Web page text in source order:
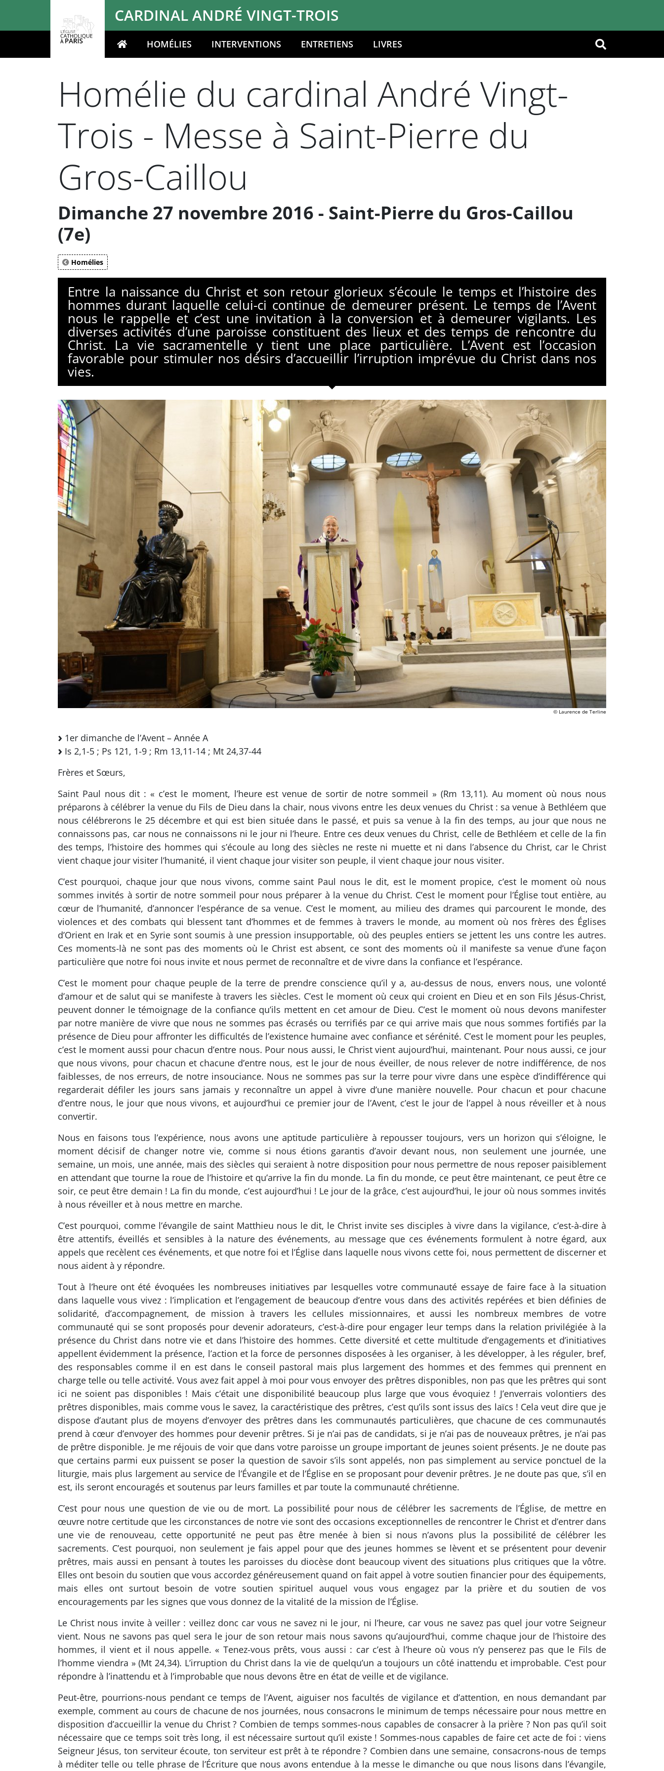
CARDINAL ANDRÉ VINGT-TROIS
Votre recherche OK
HOMÉLIES INTERVENTIONS ENTRETIENS LIVRES
Homélie du cardinal André Vingt-
Trois - Messe à Saint-Pierre du
Gros-Caillou
Dimanche 27 novembre 2016 - Saint-Pierre du Gros-Caillou
(7e)
Homélies
Entre la naissance du Christ et son retour glorieux s’écoule le temps et l’histoire des
hommes durant laquelle celui-ci continue de demeurer présent. Le temps de l’Avent
nous le rappelle et c’est une invitation à la conversion et à demeurer vigilants. Les
diverses activités d’une paroisse constituent des lieux et des temps de rencontre du
Christ. La vie sacramentelle y tient une place particulière. L’Avent est l’occasion
favorable pour stimuler nos désirs d’accueillir l’irruption imprévue du Christ dans nos
vies.
© Laurence de Terline
1er dimanche de l’Avent – Année A
Is 2,1-5 ; Ps 121, 1-9 ; Rm 13,11-14 ; Mt 24,37-44
Frères et Sœurs,
Saint Paul nous dit : « c’est le moment, l’heure est venue de sortir de notre sommeil » (Rm 13,11). Au moment où nous nous
préparons à célébrer la venue du Fils de Dieu dans la chair, nous vivons entre les deux venues du Christ : sa venue à Bethléem que
nous célébrerons le 25 décembre et qui est bien située dans le passé, et puis sa venue à la fin des temps, au jour que nous ne
connaissons pas, car nous ne connaissons ni le jour ni l’heure. Entre ces deux venues du Christ, celle de Bethléem et celle de la fin
des temps, l’histoire des hommes qui s’écoule au long des siècles ne reste ni muette et ni dans l’absence du Christ, car le Christ
vient chaque jour visiter l’humanité, il vient chaque jour visiter son peuple, il vient chaque jour nous visiter.
C’est pourquoi, chaque jour que nous vivons, comme saint Paul nous le dit, est le moment propice, c’est le moment où nous
sommes invités à sortir de notre sommeil pour nous préparer à la venue du Christ. C’est le moment pour l’Église tout entière, au
cœur de l’humanité, d’annoncer l’espérance de sa venue. C’est le moment, au milieu des drames qui parcourent le monde, des
violences et des combats qui blessent tant d’hommes et de femmes à travers le monde, au moment où nos frères des Églises
d’Orient en Irak et en Syrie sont soumis à une pression insupportable, où des peuples entiers se jettent les uns contre les autres.
Ces moments-là ne sont pas des moments où le Christ est absent, ce sont des moments où il manifeste sa venue d’une façon
particulière que notre foi nous invite et nous permet de reconnaître et de vivre dans la confiance et l’espérance.
C’est le moment pour chaque peuple de la terre de prendre conscience qu’il y a, au-dessus de nous, envers nous, une volonté
d’amour et de salut qui se manifeste à travers les siècles. C’est le moment où ceux qui croient en Dieu et en son Fils Jésus-Christ,
peuvent donner le témoignage de la confiance qu’ils mettent en cet amour de Dieu. C’est le moment où nous devons manifester
par notre manière de vivre que nous ne sommes pas écrasés ou terrifiés par ce qui arrive mais que nous sommes fortifiés par la
présence de Dieu pour affronter les difficultés de l’existence humaine avec confiance et sérénité. C’est le moment pour les peuples,
c’est le moment aussi pour chacun d’entre nous. Pour nous aussi, le Christ vient aujourd’hui, maintenant. Pour nous aussi, ce jour
que nous vivons, pour chacun et chacune d’entre nous, est le jour de nous éveiller, de nous relever de notre indifférence, de nos
faiblesses, de nos erreurs, de notre insouciance. Nous ne sommes pas sur la terre pour vivre dans une espèce d’indifférence qui
regarderait défiler les jours sans jamais y reconnaître un appel à vivre d’une manière nouvelle. Pour chacun et pour chacune
d’entre nous, le jour que nous vivons, et aujourd’hui ce premier jour de l’Avent, c’est le jour de l’appel à nous réveiller et à nous
convertir.
Nous en faisons tous l’expérience, nous avons une aptitude particulière à repousser toujours, vers un horizon qui s’éloigne, le
moment décisif de changer notre vie, comme si nous étions garantis d’avoir devant nous, non seulement une journée, une
semaine, un mois, une année, mais des siècles qui seraient à notre disposition pour nous permettre de nous reposer paisiblement
en attendant que tourne la roue de l’histoire et qu’arrive la fin du monde. La fin du monde, ce peut être maintenant, ce peut être ce
soir, ce peut être demain ! La fin du monde, c’est aujourd’hui ! Le jour de la grâce, c’est aujourd’hui, le jour où nous sommes invités
à nous réveiller et à nous mettre en marche.
C’est pourquoi, comme l’évangile de saint Matthieu nous le dit, le Christ invite ses disciples à vivre dans la vigilance, c’est-à-dire à
être attentifs, éveillés et sensibles à la nature des événements, au message que ces événements formulent à notre égard, aux
appels que recèlent ces événements, et que notre foi et l’Église dans laquelle nous vivons cette foi, nous permettent de discerner et
nous aident à y répondre.
Tout à l’heure ont été évoquées les nombreuses initiatives par lesquelles votre communauté essaye de faire face à la situation
dans laquelle vous vivez : l’implication et l’engagement de beaucoup d’entre vous dans des activités repérées et bien définies de
solidarité, d’accompagnement, de mission à travers les cellules missionnaires, et aussi les nombreux membres de votre
communauté qui se sont proposés pour devenir adorateurs, c’est-à-dire pour engager leur temps dans la relation privilégiée à la
présence du Christ dans notre vie et dans l’histoire des hommes. Cette diversité et cette multitude d’engagements et d’initiatives
appellent évidemment la présence, l’action et la force de personnes disposées à les organiser, à les développer, à les réguler, bref,
des responsables comme il en est dans le conseil pastoral mais plus largement des hommes et des femmes qui prennent en
charge telle ou telle activité. Vous avez fait appel à moi pour vous envoyer des prêtres disponibles, non pas que les prêtres qui sont
ici ne soient pas disponibles ! Mais c’était une disponibilité beaucoup plus large que vous évoquiez ! J’enverrais volontiers des
prêtres disponibles, mais comme vous le savez, la caractéristique des prêtres, c’est qu’ils sont issus des laïcs ! Cela veut dire que je
dispose d’autant plus de moyens d’envoyer des prêtres dans les communautés particulières, que chacune de ces communautés
prend à cœur d’envoyer des hommes pour devenir prêtres. Si je n’ai pas de candidats, si je n’ai pas de nouveaux prêtres, je n’ai pas
de prêtre disponible. Je me réjouis de voir que dans votre paroisse un groupe important de jeunes soient présents. Je ne doute pas
que certains parmi eux puissent se poser la question de savoir s’ils sont appelés, non pas simplement au service ponctuel de la
liturgie, mais plus largement au service de l’Évangile et de l’Église en se proposant pour devenir prêtres. Je ne doute pas que, s’il en
est, ils seront encouragés et soutenus par leurs familles et par toute la communauté chrétienne.
C’est pour nous une question de vie ou de mort. La possibilité pour nous de célébrer les sacrements de l’Église, de mettre en
œuvre notre certitude que les circonstances de notre vie sont des occasions exceptionnelles de rencontrer le Christ et d’entrer dans
une vie de renouveau, cette opportunité ne peut pas être menée à bien si nous n’avons plus la possibilité de célébrer les
sacrements. C’est pourquoi, non seulement je fais appel pour que des jeunes hommes se lèvent et se présentent pour devenir
prêtres, mais aussi en pensant à toutes les paroisses du diocèse dont beaucoup vivent des situations plus critiques que la vôtre.
Elles ont besoin du soutien que vous accordez généreusement quand on fait appel à votre soutien financier pour des équipements,
mais elles ont surtout besoin de votre soutien spirituel auquel vous vous engagez par la prière et du soutien de vos
encouragements par les signes que vous donnez de la vitalité de la mission de l’Église.
Le Christ nous invite à veiller : veillez donc car vous ne savez ni le jour, ni l’heure, car vous ne savez pas quel jour votre Seigneur
vient. Nous ne savons pas quel sera le jour de son retour mais nous savons qu’aujourd’hui, comme chaque jour de l’histoire des
hommes, il vient et il nous appelle. « Tenez-vous prêts, vous aussi : car c’est à l’heure où vous n’y penserez pas que le Fils de
l’homme viendra » (Mt 24,34). L’irruption du Christ dans la vie de quelqu’un a toujours un côté inattendu et improbable. C’est pour
répondre à l’inattendu et à l’improbable que nous devons être en état de veille et de vigilance.
Peut-être, pourrions-nous pendant ce temps de l’Avent, aiguiser nos facultés de vigilance et d’attention, en nous demandant par
exemple, comment au cours de chacune de nos journées, nous consacrons le minimum de temps nécessaire pour nous mettre en
disposition d’accueillir la venue du Christ ? Combien de temps sommes-nous capables de consacrer à la prière ? Non pas qu’il soit
nécessaire que ce temps soit très long, il est nécessaire surtout qu’il existe ! Sommes-nous capables de faire cet acte de foi : viens
Seigneur Jésus, ton serviteur écoute, ton serviteur est prêt à te répondre ? Combien dans une semaine, consacrons-nous de temps
à méditer telle ou telle phrase de l’Écriture que nous avons entendue à la messe le dimanche ou que nous lisons dans l’évangile,